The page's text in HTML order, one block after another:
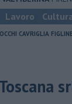
Lavoro
CAVRIGLIA